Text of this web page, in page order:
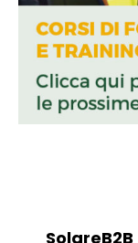
SolareB2B